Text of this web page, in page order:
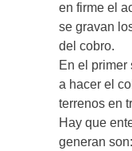
en firme el
se gravan
del cobro.
En el primer
a hacer el
terrenos en
Hay que
generan son: